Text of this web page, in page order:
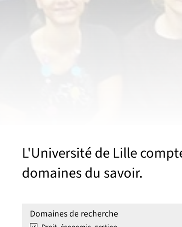
Sous menu Découvrir notre politique de
L'Université de Lille
domaines du savoir.
Domaines de recherche